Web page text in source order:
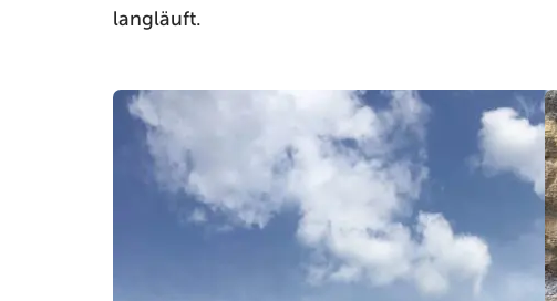
langläuft.